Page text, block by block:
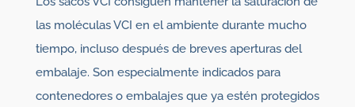
las moléculas VCI en el ambiente durante mucho
tiempo, incluso después de breves aperturas del
embalaje. Son especialmente indicados para
contenedores o embalajes que ya estén protegidos